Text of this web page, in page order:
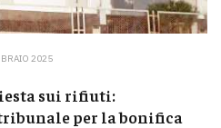
2025
sui rifiuti:
per la bonifica